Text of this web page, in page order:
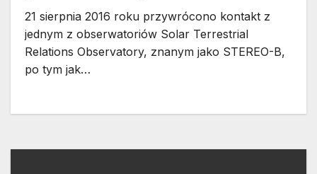
21 sierpnia 2016 roku przywrócono kontakt z
jednym z obserwatoriów Solar Terrestrial
Relations Observatory, znanym jako STEREO-B,
po tym jak…